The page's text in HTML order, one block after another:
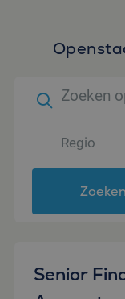
Senior